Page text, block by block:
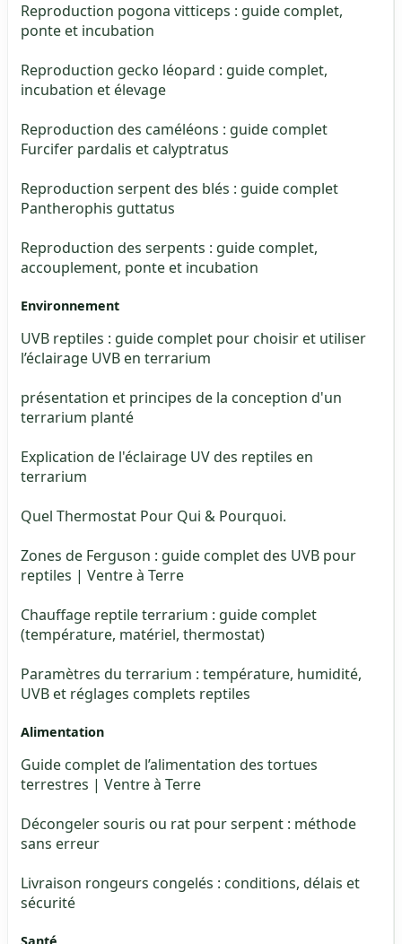
Reproduction pogona vitticeps : guide complet,
ponte et incubation
Reproduction gecko léopard : guide complet,
incubation et élevage
Reproduction des caméléons : guide complet
Furcifer pardalis et calyptratus
Reproduction serpent des blés : guide complet
Pantherophis guttatus
Reproduction des serpents : guide complet,
accouplement, ponte et incubation
Environnement
UVB reptiles : guide complet pour choisir et utiliser
l’éclairage UVB en terrarium
présentation et principes de la conception d'un
terrarium planté
Explication de l'éclairage UV des reptiles en
terrarium
Quel Thermostat Pour Qui & Pourquoi.
Zones de Ferguson : guide complet des UVB pour
reptiles | Ventre à Terre
Chauffage reptile terrarium : guide complet
(température, matériel, thermostat)
Paramètres du terrarium : température, humidité,
UVB et réglages complets reptiles
Alimentation
Guide complet de l’alimentation des tortues
terrestres | Ventre à Terre
Décongeler souris ou rat pour serpent : méthode
sans erreur
Livraison rongeurs congelés : conditions, délais et
sécurité